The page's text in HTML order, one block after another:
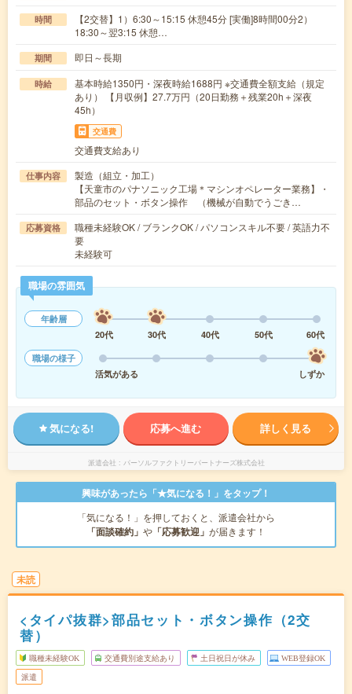
時間
【2交替】1）6:30～15:15 休憩45分 [実働]8時間00分2）
18:30～翌3:15 休憩…
期間 即日～長期
時給
基本時給1350円・深夜時給1688円 ※交通費全額支給（規定
あり） 【月収例】27.7万円（20日勤務＋残業20h＋深夜
45h）
交通費
交通費支給あり
仕事内容
製造（組立・加工）
【天童市のパナソニック工場＊マシンオペレーター業務】・
部品のセット・ボタン操作 （機械が自動でうごき…
応募資格
職種未経験OK / ブランクOK / パソコンスキル不要 / 英語力不
要
未経験可
職場の雰囲気
年齢層
20代
30代 40代 50代
60代
職場の様子
活気がある
しずか
気になる! 応募へ進む 詳しく見る
派遣会社 パーソルファクトリーパートナーズ株式会社
興味があったら「★気になる！」をタップ！
「気になる！」を押しておくと、派遣会社から
「面談確約」 や 「応募歓迎」 が届きます！
未読
<タイパ抜群>部品セット・ボタン操作（2交
替）
職種未経験OK 交通費別途支給あり 土日祝日が休み WEB登録OK
派遣